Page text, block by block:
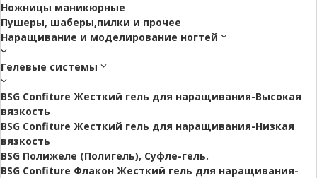
Ножницы маникюрные
Пушеры, шаберы,пилки и прочее
Наращивание и моделирование ногтей
Гелевые системы
BSG Confiture Жесткий гель для наращивания-Высокая
вязкость
BSG Confiture Жесткий гель для наращивания-Низкая
вязкость
BSG Полижеле (Полигель), Суфле-гель.
BSG Confiture Флакон Жесткий гель для наращивания-